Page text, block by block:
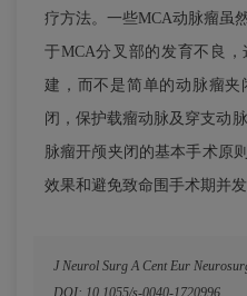
疗方法。一些MCA动脉瘤虽
于MCA分叉部的发育不良
建，而不是简单的动脉瘤
闭，保护载瘤动脉及穿支动
脉瘤开颅夹闭的基本手术原
效果和避免致命围手术期并发
J Neurol Surg A Cent Eur
DOI: 10.1055/s-0040-1720996